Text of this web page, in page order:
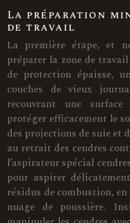
La préparation
de travail
La première étape, et
préparer la zone de
de protection épaisse,
couches de vieux
recouvrant une
protéger efficacement le
des projections de suie et
au retrait des cendres
l’aspirateur spécial
pour aspirer
résidus de combustion,
nuage de poussière.